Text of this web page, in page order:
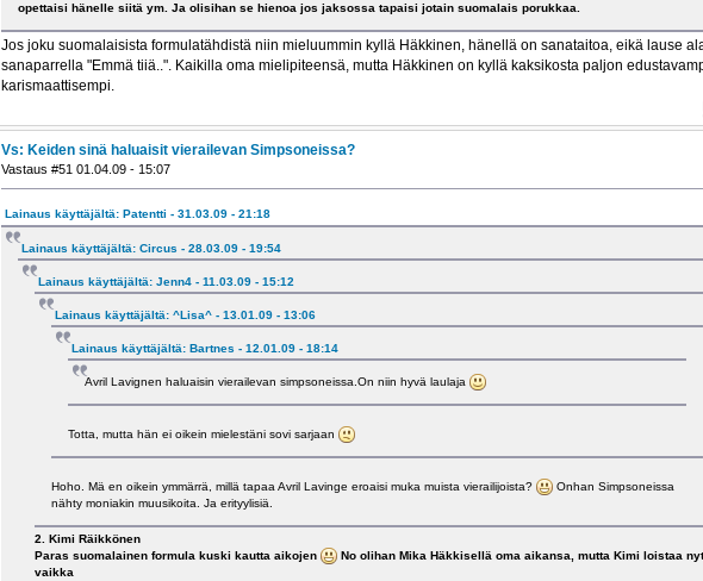
opettaisi hänelle siitä ym. Ja olisihan se hienoa jos jaksossa tapaisi jotain suomalais porukkaa.
Jos joku suomalaisista formulatähdistä niin mieluummin kyllä Häkkinen, hänellä on sanataitoa, eikä lause
sanaparrella "Emmä tiiä..". Kaikilla oma mielipiteensä, mutta Häkkinen on kyllä kaksikosta paljon
karismaattisempi.
Vs: Keiden sinä haluaisit vierailevan Simpsoneissa?
Vastaus #51 01.04.09 - 15:07
Lainaus käyttäjältä: Patentti - 31.03.09 - 21:18
Lainaus käyttäjältä: Circus - 28.03.09 - 19:54
Lainaus käyttäjältä: Jenn4 - 11.03.09 - 15:12
Lainaus käyttäjältä: ^Lisa^ - 13.01.09 - 13:06
Lainaus käyttäjältä: Bartnes - 12.01.09 - 18:14
Avril Lavignen haluaisin vierailevan simpsoneissa.On niin hyvä laulaja
Totta, mutta hän ei oikein mielestäni sovi sarjaan
Hoho. Mä en oikein ymmärrä, millä tapaa Avril Lavinge eroaisi muka muista vierailijoista?
Onhan Simpsoneissa
nähty moniakin muusikoita. Ja erityylisiä.
2. Kimi Räikkönen
Paras suomalainen formula kuski kautta aikojen
No olihan Mika Häkkisellä oma aikansa, mutta Kimi loistaa nyt
vaikka